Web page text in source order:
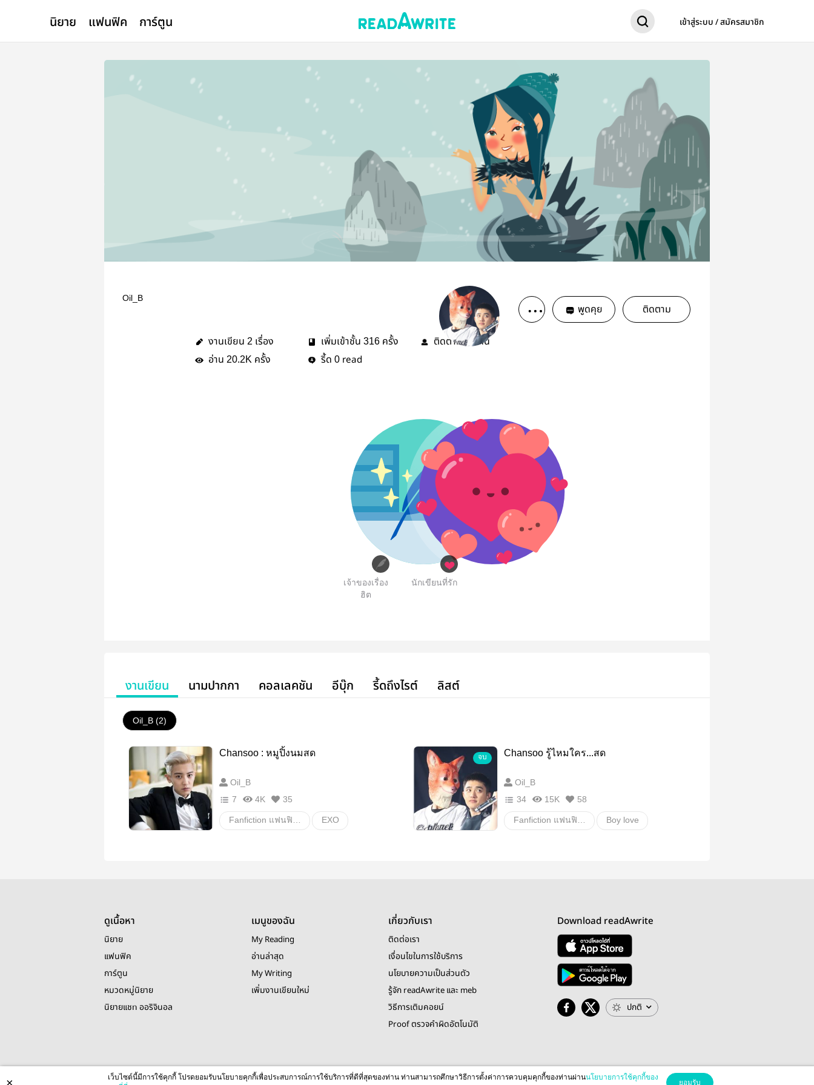
นิยาย แฟนฟิค การ์ตูน เข้าสู่ระบบ / สมัครสมาชิก
Oil_B
พูดคุย ติดตาม
งานเขียน 2 เรื่อง เพิ่มเข้าชั้น 316 ครั้ง ติดตาม13คน
อ่าน 20.2K ครั้ง รี้ด 0 read
เจ้าของเรื่อง
ฮิต
นักเขียนที่รัก
งานเขียน นามปากกา คอลเลคชัน อีบุ๊ก รี้ดถึงไรต์ ลิสต์
Oil_B (2)
Chansoo : หมูปิ้งนมสด
Oil_B
7
4K 35
EXO
จบ Chansoo รู้ไหมใคร...สด
Oil_B
34
15K 58
Boy love
ดูเนื้อหา
นิยาย
แฟนฟิค
การ์ตูน
หมวดหมู่นิยาย
นิยายแชท ออริจินอล
เมนูของฉัน
My Reading
อ่านล่าสุด
My Writing
เพิ่มงานเขียนใหม่
เกี่ยวกับเรา
ติดต่อเรา
เงื่อนไขในการใช้บริการ
นโยบายความเป็นส่วนตัว
รู้จัก readAwrite และ meb
วิธีการเติมคอยน์
Proof ตรวจคำผิดอัตโนมัติ
Download readAwrite
ปกติ
© 2026 readAwrite.com by MEB Corporation Public Company Limited
This site is protected by reCAPTCHA and the Google
เว็บไซต์นี้มีการใช้คุกกี้ โปรดยอมรับนโยบายคุกกี้เพื่อประสบการณ์การใช้บริการที่ดีที่สุดของท่าน ท่านสามารถศึกษาวิธีการตั้งค่าการควบคุมคุกกี้ของท่านผ่านนโยบายการใช้คุกกี้ของ
ยอมรับ